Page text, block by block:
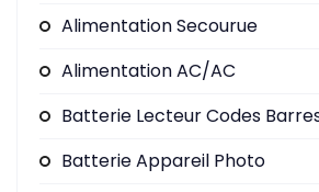
Alimentation Secourue
Alimentation AC/AC
Batterie Lecteur Codes
Batterie Appareil Photo